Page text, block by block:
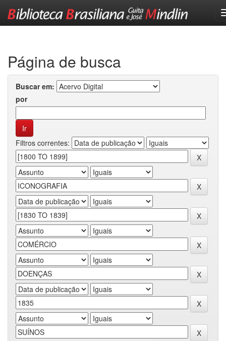
Página de busca
Buscar em:
por
Filtros correntes: